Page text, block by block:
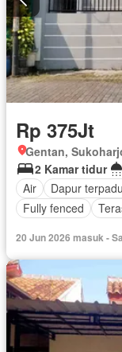
Rp 375Jt
Gentan,
2 Kamar tidur
Air
Dapur terpadu
Fully fenced
20 Jun 2026 masuk -